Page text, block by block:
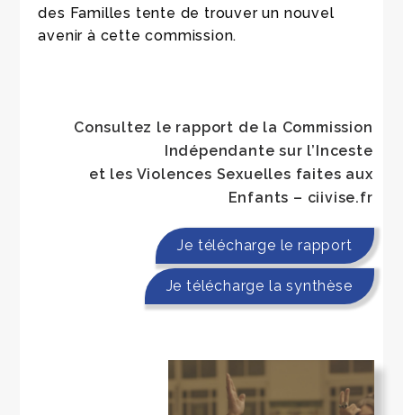
des Familles tente de trouver un nouvel
avenir à cette commission.
Consultez le rapport de la Commission
Indépendante sur l’Inceste
et les Violences Sexuelles faites aux
Enfants – ciivise.fr
Je télécharge le rapport
Je télécharge la synthèse